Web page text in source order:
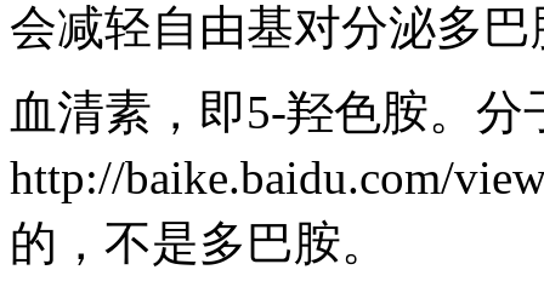
会减轻自由基对分泌多
血清素，即5-羟色胺。分
http://baike.baidu.com/
的，不是多巴胺。